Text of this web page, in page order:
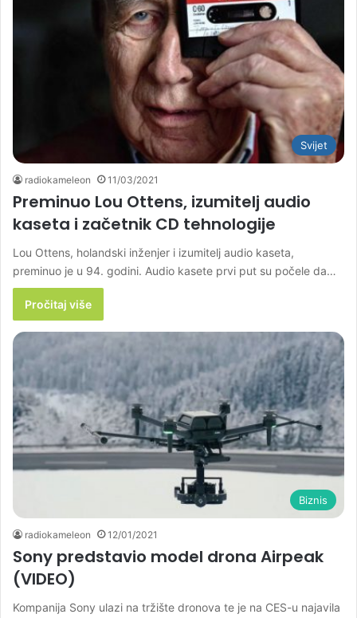
Svijet
radiokameleon 11/03/2021
Preminuo Lou Ottens, izumitelj audio
kaseta i začetnik CD tehnologije
Lou Ottens, holandski inženjer i izumitelj audio kaseta,
preminuo je u 94. godini. Audio kasete prvi put su počele da…
Pročitaj više
Biznis
radiokameleon 12/01/2021
Sony predstavio model drona Airpeak
(VIDEO)
Kompanija Sony ulazi na tržište dronova te je na CES-u najavila